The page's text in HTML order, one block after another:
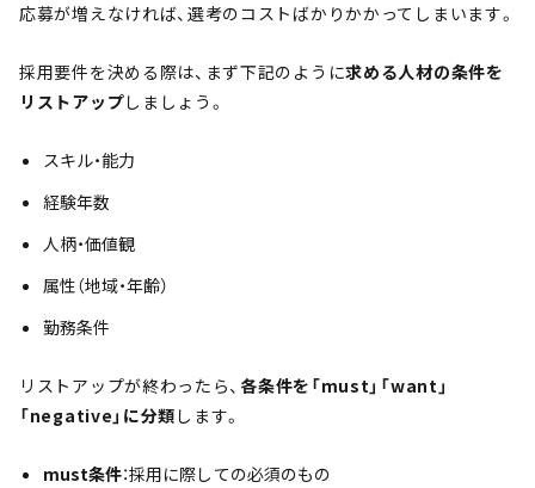
応募が増えなければ、選考のコストばかりかかってしまいます。
採用要件を決める際は、まず下記のように求める人材の条件を
リストアップしましょう。
スキル・能力
経験年数
人柄・価値観
属性（地域・年齢）
勤務条件
リストアップが終わったら、 各条件を「must」「want」
「negative」に分類 します。
must条件：採用に際しての必須のもの